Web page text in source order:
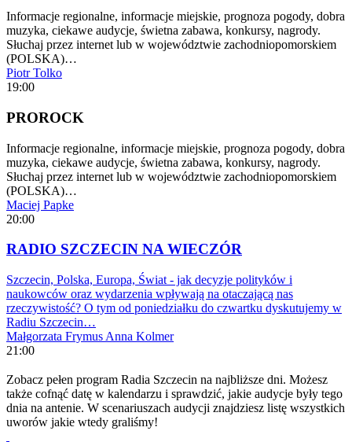
Informacje regionalne, informacje miejskie, prognoza pogody, dobra
muzyka, ciekawe audycje, świetna zabawa, konkursy, nagrody.
Słuchaj przez internet lub w województwie zachodniopomorskiem
(POLSKA)…
Piotr Tolko
19:00
PROROCK
Informacje regionalne, informacje miejskie, prognoza pogody, dobra
muzyka, ciekawe audycje, świetna zabawa, konkursy, nagrody.
Słuchaj przez internet lub w województwie zachodniopomorskiem
(POLSKA)…
Maciej Papke
20:00
RADIO SZCZECIN NA WIECZÓR
Szczecin, Polska, Europa, Świat - jak decyzje polityków i
naukowców oraz wydarzenia wpływają na otaczającą nas
rzeczywistość? O tym od poniedziałku do czwartku dyskutujemy w
Radiu Szczecin…
Małgorzata Frymus Anna Kolmer
21:00
Zobacz pełen program Radia Szczecin na najbliższe dni. Możesz
także cofnąć datę w kalendarzu i sprawdzić, jakie audycje były tego
dnia na antenie. W scenariuszach audycji znajdziesz listę wszystkich
uworów jakie wtedy graliśmy!